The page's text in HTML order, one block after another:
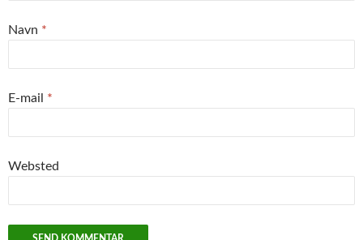
Navn *
E-mail *
Websted